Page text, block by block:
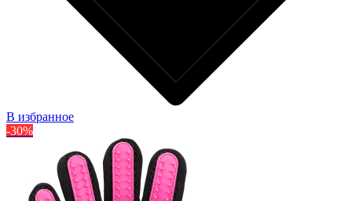
В избранное
-30%